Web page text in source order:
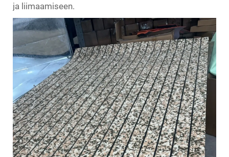
ja liimaamiseen.